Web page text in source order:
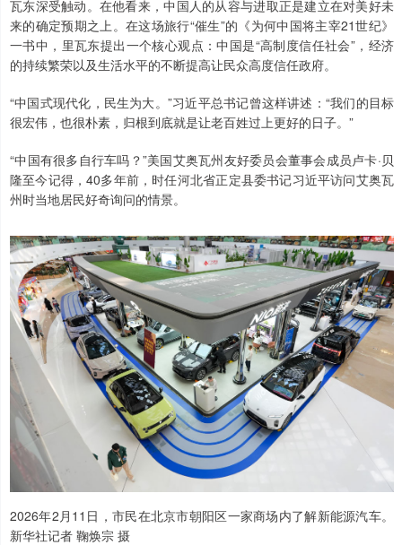
瓦东深受触动。在他看来，中国人的从容与进取正是建立在对美好未
来的确定预期之上。在这场旅行“催生”的《为何中国将主宰21世纪》
一书中，里瓦东提出一个核心观点：中国是“高制度信任社会”，经济
的持续繁荣以及生活水平的不断提高让民众高度信任政府。
“中国式现代化，民生为大。”习近平总书记曾这样讲述：“我们的目标
很宏伟，也很朴素，归根到底就是让老百姓过上更好的日子。”
“中国有很多自行车吗？”美国艾奥瓦州友好委员会董事会成员卢卡·贝
隆至今记得，40多年前，时任河北省正定县委书记习近平访问艾奥瓦
州时当地居民好奇询问的情景。
2026年2月11日，市民在北京市朝阳区一家商场内了解新能源汽车。
新华社记者 鞠焕宗 摄